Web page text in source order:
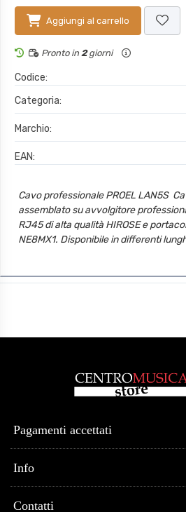
Aggiungi al carrello
Pronto in 2giorni
Codice:
Categoria:
Marchio:
EAN:
Cavo professionale PROEL LAN5S 
assemblato su avvolgitore
RJ45 di alta qualità HIROSE e
NE8MX1. Disponibile in differenti
Pagamenti accettati
Info
Contatti